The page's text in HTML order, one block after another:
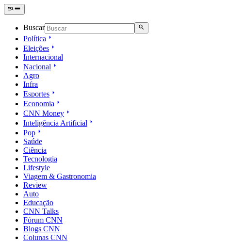
Buscar
Política
Eleições
Internacional
Nacional
Agro
Infra
Esportes
Economia
CNN Money
Inteligência Artificial
Pop
Saúde
Ciência
Tecnologia
Lifestyle
Viagem & Gastronomia
Review
Auto
Educação
CNN Talks
Fórum CNN
Blogs CNN
Colunas CNN